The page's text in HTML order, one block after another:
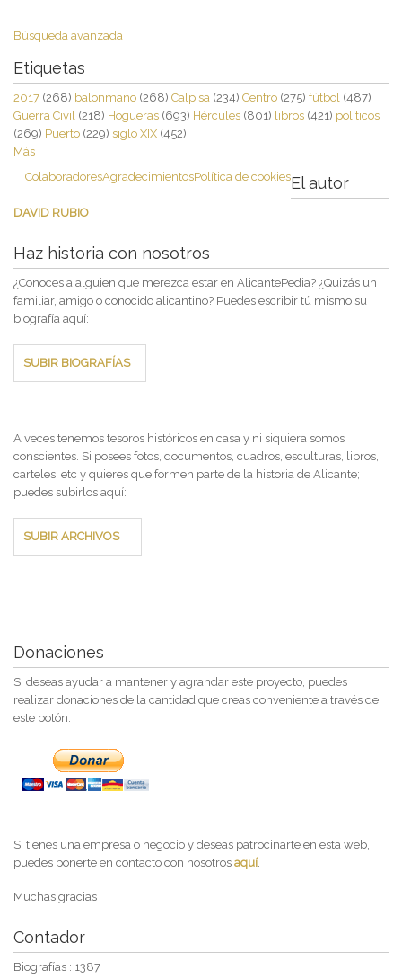
Búsqueda avanzada
Etiquetas
2017 (268) balonmano (268) Calpisa (234) Centro (275) fútbol (487)
Guerra Civil (218) Hogueras (693) Hércules (801) libros (421) políticos
(269) Puerto (229) siglo XIX (452)
Más
ColaboradoresAgradecimientosPolítica de cookiesEl autor
DAVID RUBIO
Haz historia con nosotros
¿Conoces a alguien que merezca estar en AlicantePedia? ¿Quizás un
familiar, amigo o conocido alicantino? Puedes escribir tú mismo su
biografía aquí:
SUBIR BIOGRAFÍAS
A veces tenemos tesoros históricos en casa y ni siquiera somos
conscientes. Si posees fotos, documentos, cuadros, esculturas, libros,
carteles, etc y quieres que formen parte de la historia de Alicante;
puedes subirlos aquí:
SUBIR ARCHIVOS
Donaciones
Si deseas ayudar a mantener y agrandar este proyecto, puedes
realizar donaciones de la cantidad que creas conveniente a través de
este botón:
Si tienes una empresa o negocio y deseas patrocinarte en esta web,
puedes ponerte en contacto con nosotros aquí
Muchas gracias
Contador
Biografías : 1387